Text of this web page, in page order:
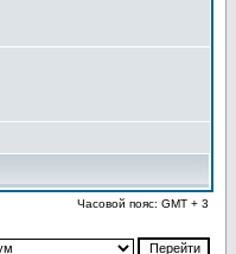
Часовой пояс: GMT + 3